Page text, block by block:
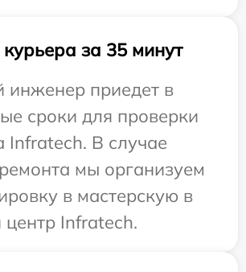
за 35 минут
инженер приедет в
сроки для проверки
Infratech. В случае
мы организуем
в мастерскую в
центр Infratech.